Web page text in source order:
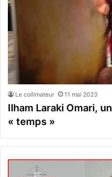
Le collimateur 11 mai 2023
Ilham Laraki Omari,
« temps »